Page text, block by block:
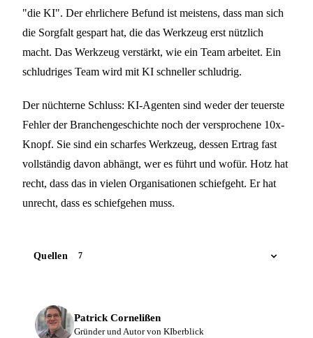
"die KI". Der ehrlichere Befund ist meistens, dass man sich
die Sorgfalt gespart hat, die das Werkzeug erst nützlich
macht. Das Werkzeug verstärkt, wie ein Team arbeitet. Ein
schludriges Team wird mit KI schneller schludrig.
Der nüchterne Schluss: KI-Agenten sind weder der teuerste
Fehler der Branchengeschichte noch der versprochene 10x-
Knopf. Sie sind ein scharfes Werkzeug, dessen Ertrag fast
vollständig davon abhängt, wer es führt und wofür. Hotz hat
recht, dass das in vielen Organisationen schiefgeht. Er hat
unrecht, dass es schiefgehen muss.
Quellen 7
Patrick Cornelißen
Gründer und Autor von KIberblick